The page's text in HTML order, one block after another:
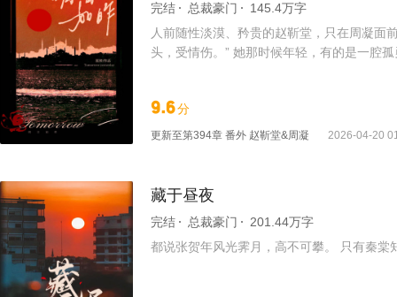
完结 总裁豪门
145.4万字
人前随性淡漠、矜贵的赵靳堂，只在周凝面
头，受情伤。” 她那时候年轻，有的是一腔
9.6分
更新至第394章 番外 赵靳堂&周凝 2026-04-20
藏于昼夜
完结 总裁豪门
201.44万字
都说张贺年风光霁月，高不可攀。 只有秦